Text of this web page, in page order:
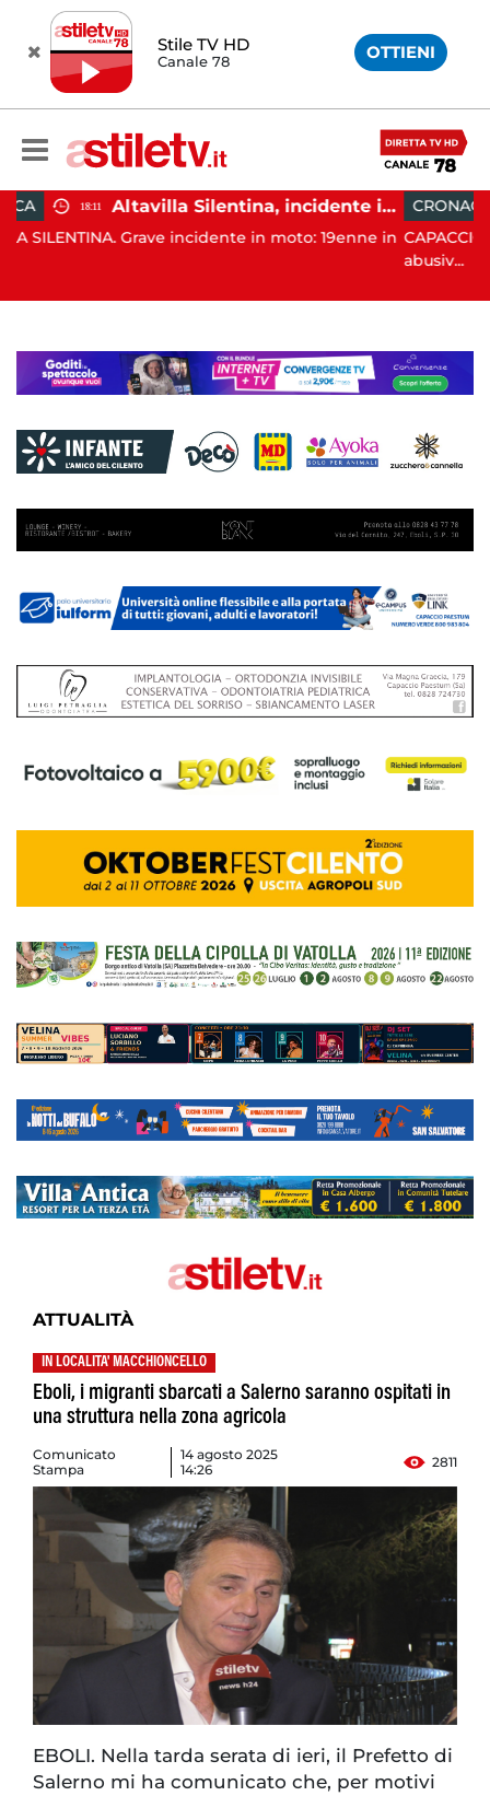
Stile TV HD
Canale 78 OTTIENI
Altavilla Silentina, incidente in moto nella notte: 19enne in prognosi riservata
in moto: 19enne in
CRONACA 15:38
CAPACCIO PAESTUM.
ATTUALITÀ
IN LOCALITA' MACCHIONCELLO
Eboli, i migranti sbarcati a Salerno saranno ospitati in
una struttura nella zona agricola
Comunicato
Stampa
14 agosto 2025
14:26
2811
EBOLI. Nella tarda serata di ieri, il Prefetto di
Salerno mi ha comunicato che, per motivi